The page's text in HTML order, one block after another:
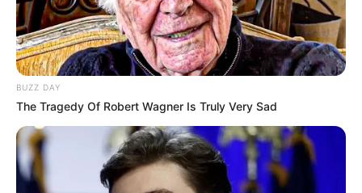
NEWS
മമ്മൂക്കയുടെ സിനിമയിൽ ഭാഗമാകാൻ പറ്റാത്ത
അവസ്ഥ; അദ്ദേഹത്തിന്റെ അടുത്ത് ഇരിക്കാൻ
പോലും കഴിയുന്നില്ല, നശിച്ചു കാണാനാണ് അവർ
ആഗ്രഹിക്കുന്നത്: ടിനി ടോം
BUZZ DAY
The Tragedy Of Robert Wagner Is Truly Very Sad